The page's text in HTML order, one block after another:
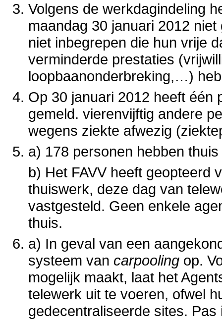
Volgens de werkdagindeling
maandag 30 januari 2012
niet inbegrepen die hun vrije
verminderde prestaties
loopbaanonderbreking,…)
Op 30 januari 2012 heeft één
gemeld. vierenvijftig andere
wegens ziekte afwezig
a) 178 personen hebben
b) Het FAVV heeft geopteerd
thuiswerk, deze dag van
vastgesteld. Geen enkele
thuis.
a) In geval van een
systeem van carpooling op.
mogelijk maakt, laat het
telewerk uit te voeren, ofwel
gedecentraliseerde sites.